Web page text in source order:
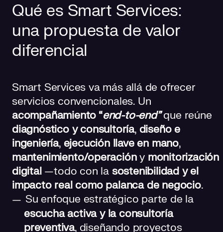
Qué es Smart Services:
una propuesta de valor
diferencial
Smart Services va más allá de ofrecer
servicios convencionales. Un
acompañamiento “end-to-end”que reúne
diagnóstico y consultoría, diseño e
ingeniería, ejecución llave en mano,
mantenimiento/operacióny monitorización
digital—todo con la sostenibilidad y el
impacto real como palanca de negocio.
Su enfoque estratégico parte de la
escucha activa y la consultoría
preventiva, diseñando proyectos